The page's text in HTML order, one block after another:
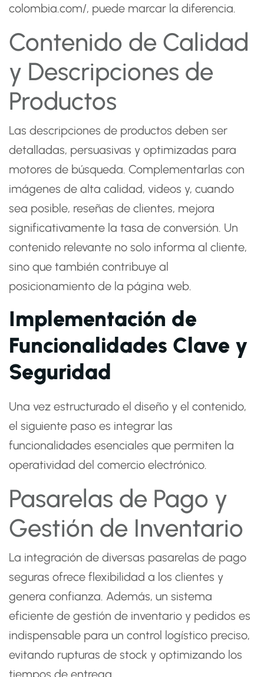
colombia.com/, puede marcar la diferencia.
Contenido de Calidad
y Descripciones de
Productos
Las descripciones de productos deben ser
detalladas, persuasivas y optimizadas para
motores de búsqueda. Complementarlas con
imágenes de alta calidad, videos y, cuando
sea posible, reseñas de clientes, mejora
significativamente la tasa de conversión. Un
contenido relevante no solo informa al cliente,
sino que también contribuye al
posicionamiento de la página web.
Implementación de
Funcionalidades Clave y
Seguridad
Una vez estructurado el diseño y el contenido,
el siguiente paso es integrar las
funcionalidades esenciales que permiten la
operatividad del comercio electrónico.
Pasarelas de Pago y
Gestión de Inventario
La integración de diversas pasarelas de pago
seguras ofrece flexibilidad a los clientes y
genera confianza. Además, un sistema
eficiente de gestión de inventario y pedidos es
indispensable para un control logístico preciso,
evitando rupturas de stock y optimizando los
tiempos de entrega.